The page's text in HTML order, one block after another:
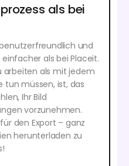
als bei
und
als bei Placeit.
arbeiten als mit jedem
tun müssen, ist, das
Ihr Bild
vorzunehmen.
den Export – ganz
herunterladen zu